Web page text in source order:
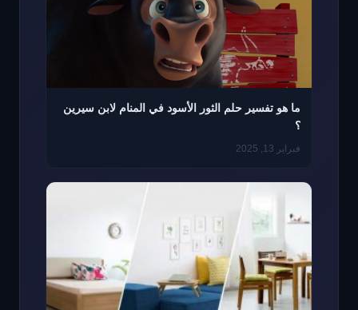
ما هو تفسير حلم الثور الأسود في المنام لابن سيرين
؟
فبراير 13, 2025